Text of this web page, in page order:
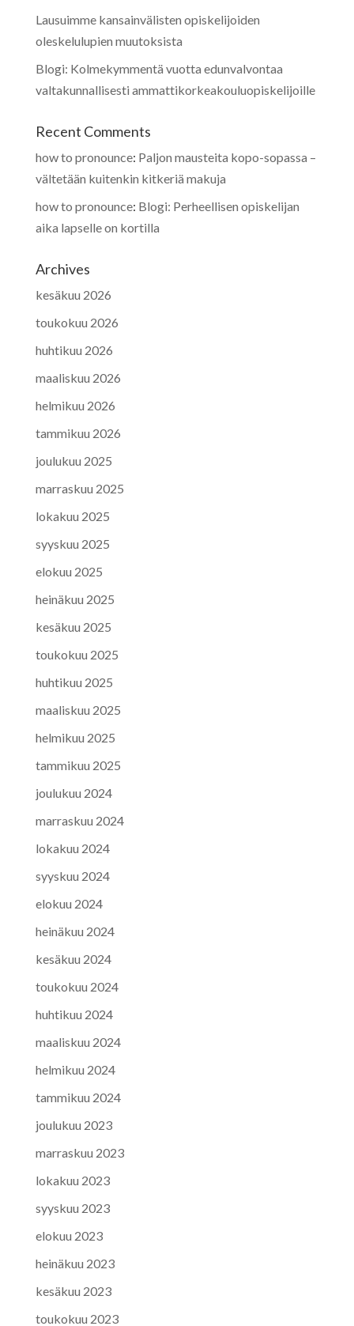
Lausuimme kansainvälisten opiskelijoiden
oleskelulupien muutoksista
Blogi: Kolmekymmentä vuotta edunvalvontaa
valtakunnallisesti ammattikorkeakouluopiskelijoille
Recent Comments
how to pronounce: Paljon mausteita kopo-sopassa –
vältetään kuitenkin kitkeriä makuja
how to pronounce: Blogi: Perheellisen opiskelijan
aika lapselle on kortilla
Archives
kesäkuu 2026
toukokuu 2026
huhtikuu 2026
maaliskuu 2026
helmikuu 2026
tammikuu 2026
joulukuu 2025
marraskuu 2025
lokakuu 2025
syyskuu 2025
elokuu 2025
heinäkuu 2025
kesäkuu 2025
toukokuu 2025
huhtikuu 2025
maaliskuu 2025
helmikuu 2025
tammikuu 2025
joulukuu 2024
marraskuu 2024
lokakuu 2024
syyskuu 2024
elokuu 2024
heinäkuu 2024
kesäkuu 2024
toukokuu 2024
huhtikuu 2024
maaliskuu 2024
helmikuu 2024
tammikuu 2024
joulukuu 2023
marraskuu 2023
lokakuu 2023
syyskuu 2023
elokuu 2023
heinäkuu 2023
kesäkuu 2023
toukokuu 2023